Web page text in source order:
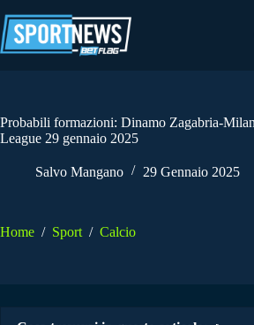
al
contenuto
Probabili formazioni: Dinamo Zagabria-
League 29 gennaio 2025
Salvo Mangano 29 Gennaio 2025
Home / Sport / Calcio